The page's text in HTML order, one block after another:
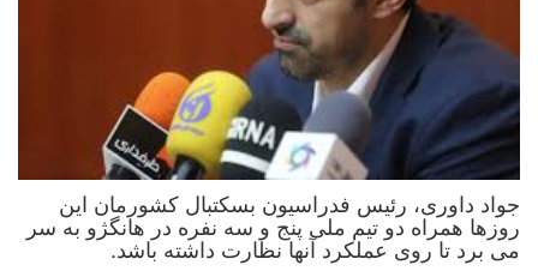
جواد داوری، رئیس فدراسیون بسکتبال کشورمان این
روزها همراه دو تیم ملی پنج و سه نفره در هانگژو به سر
می برد تا روی عملکرد آنها نظارت داشته باشد.